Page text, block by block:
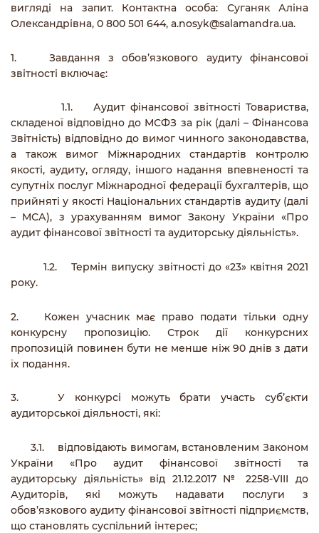
вигляді на запит. Контактна особа: Суганяк Аліна
Олександрівна, 0 800 501 644, a.nosyk@salamandra.ua.
1. Завдання з обов’язкового аудиту фінансової
звітності включає:
1.1. Аудит фінансової звітності Товариства,
складеної відповідно до МСФЗ за рік (далі – Фінансова
Звітність) відповідно до вимог чинного законодавства,
а також вимог Міжнародних стандартів контролю
якості, аудиту, огляду, іншого надання впевненості та
супутніх послуг Міжнародної федерації бухгалтерів, що
прийняті у якості Національних стандартів аудиту (далі
– МСА), з урахуванням вимог Закону України «Про
аудит фінансової звітності та аудиторську діяльність».
1.2. Термін випуску звітності до «23» квітня 2021
року.
2. Кожен учасник має право подати тільки одну
конкурсну пропозицію. Строк дії конкурсних
пропозицій повинен бути не менше ніж 90 днів з дати
їх подання.
3. У конкурсі можуть брати участь суб’єкти
аудиторської діяльності, які:
3.1. відповідають вимогам, встановленим Законом
України «Про аудит фінансової звітності та
аудиторську діяльність» від 21.12.2017 № 2258-VIII до
Аудиторів, які можуть надавати послуги з
обов’язкового аудиту фінансової звітності підприємств,
що становлять суспільний інтерес;